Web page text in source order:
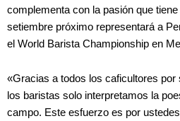
complementa con la pasión que
setiembre próximo representará a
el World Barista Championship en
«Gracias a todos los caficultores
los baristas solo interpretamos la
campo. Este esfuerzo es por